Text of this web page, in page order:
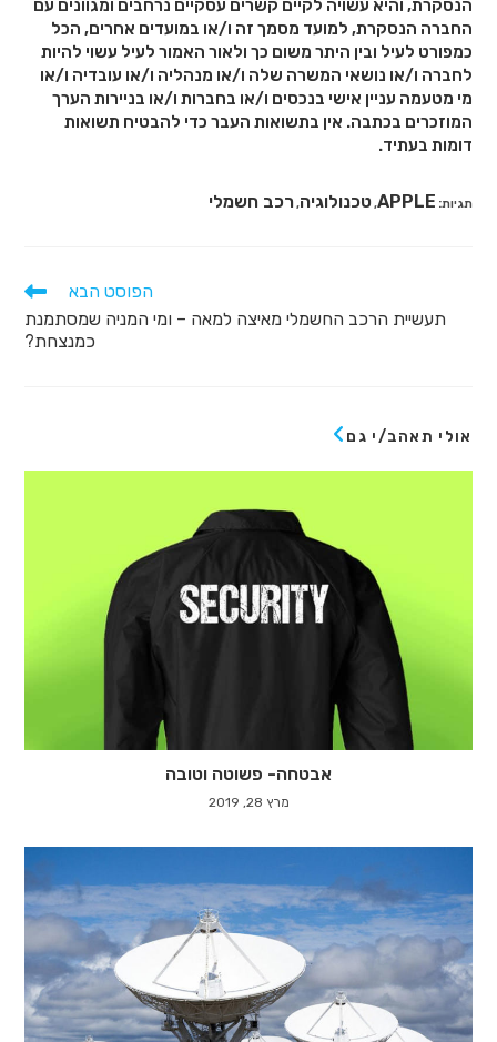
הנסקרת, והיא עשויה לקיים קשרים עסקיים נרחבים ומגוונים עם
החברה הנסקרת, למועד מסמך זה ו/או במועדים אחרים, הכל
כמפורט לעיל ובין היתר משום כך ולאור האמור לעיל עשוי להיות
לחברה ו/או נושאי המשרה שלה ו/או מנהליה ו/או עובדיה ו/או
מי מטעמה עניין אישי בנכסים ו/או בחברות ו/או בניירות הערך
המוזכרים בכתבה. אין בתשואות העבר כדי להבטיח תשואות
דומות בעתיד.
תגיות:
APPLE
,טכנולוגיה,רכב חשמלי
הפוסט הבא
תעשיית הרכב החשמלי מאיצה למאה – ומי המניה שמסתמנת
כמנצחת?
אולי תאהב/י גם
אבטחה- פשוטה וטובה
מרץ 28, 2019